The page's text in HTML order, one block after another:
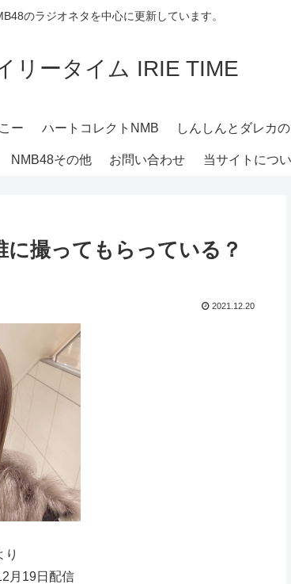
のラジオネタを中心に更新しています。
リータイム IRIE TIME
ー ハートコレクトNMB しんしんとダレカ
NMB48その他 お問い合わせ 当サイトにつ
撮ってもらっている？
2021.12.20
り
月19日配信